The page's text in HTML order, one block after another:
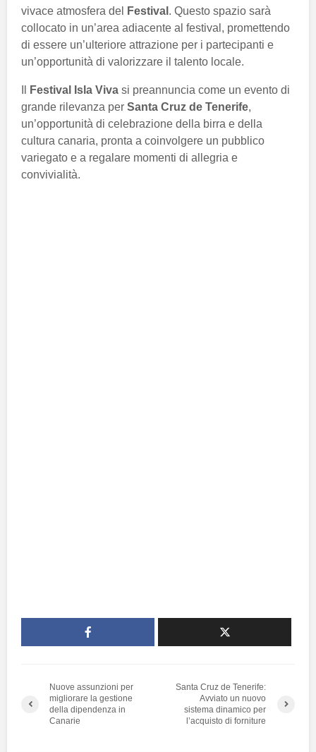
vivace atmosfera del
Festival . Questo spazio sarà
collocato in un’area adiacente al festival, promettendo
di essere un’ulteriore attrazione per i partecipanti e
un’opportunità di valorizzare il talento locale.
Festival Isla Viva si preannuncia come un evento di
grande rilevanza per Santa Cruz de Tenerife,
un’opportunità di celebrazione della birra e della
cultura canaria, pronta a coinvolgere un pubblico
variegato e a regalare momenti di allegria e
convivialità.
Nuove assunzioni per
migliorare la gestione
della dipendenza in
Canarie
Santa Cruz de Tenerife:
Avviato un nuovo
sistema dinamico per
l’acquisto di forniture